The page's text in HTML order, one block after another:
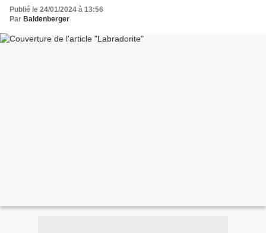
Publié le 24/01/2024 à 13:56
Par Baldenberger